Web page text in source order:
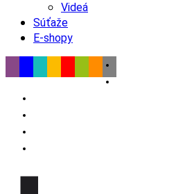
Videá
Súťaže
E-shopy